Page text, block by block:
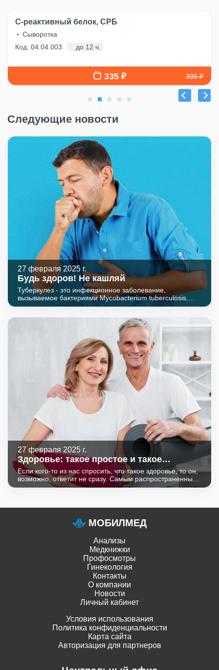
С-реактивный белок, СРБ
Сыворотка
Код: 04.04.003
до 12 ч.
335 ₽ 395 ₽
Следующие новости
27 февраля 2025 г.
Будь здоров! Не кашляй
Туберкулез - это инфекционное заболевание,
вызываемое бактериями Mycobacterium tuberculosis.
Наиболее известным его симптомом считается
поражать не только легкие. Нередко болезнь
поселяется в костях, почках и других органах, поэтому
важно не игнорировать любые подозрительные
27 февраля 2025 г.
Здоровье: такое простое и такое
сложное
Если кого-то из нас спросить, что такое здоровье, то он,
возможно, ответит не сразу. Самым распространенным
ответом, скорее всего, будет: "Отсутствие болезней". Но
МОБИЛМЕД
Анализы
Медкнижки
Профосмотры
Гинекология
Контакты
О компании
Новости
Личный кабинет
Условия использования
Политика конфиденциальности
Карта сайта
Авторизация для партнеров